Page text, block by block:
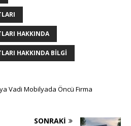
HAKKINDA
HAKKINDA BILGI
Vadi Mobilyada Öncü Firma
SONRAKI